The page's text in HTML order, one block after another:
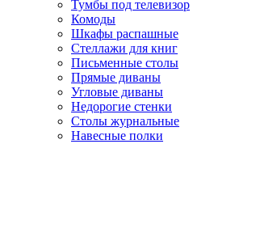
Тумбы под телевизор
Комоды
Шкафы распашные
Стеллажи для книг
Письменные столы
Прямые диваны
Угловые диваны
Недорогие стенки
Столы журнальные
Навесные полки